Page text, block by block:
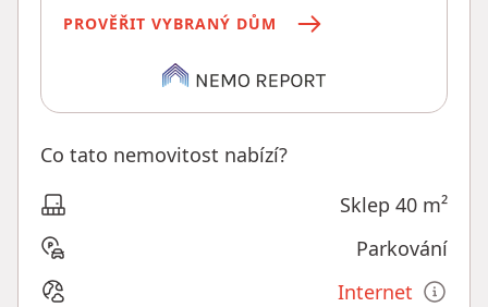
PROVĚŘIT VYBRANÝ DŮM
Co tato nemovitost nabízí?
Sklep 40 m²
Parkování
Internet